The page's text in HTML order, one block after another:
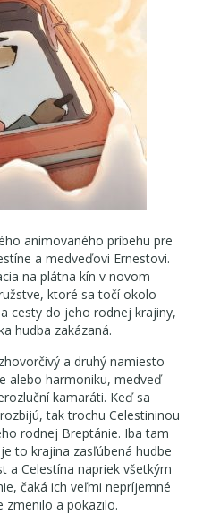
animovaného príbehu pre
a medveďovi Ernestovi.
na plátna kín v novom
ktoré sa točí okolo
cesty do jeho rodnej krajiny,
hudba zakázaná.
a druhý namiesto
alebo harmoniku, medveď
kamaráti. Keď sa
tak trochu Celestininou
rodnej Breptánie. Iba tam
to krajina zasľúbená hudbe
a Celestína napriek všetkým
čaká ich veľmi nepríjemné
zmenilo a pokazilo.